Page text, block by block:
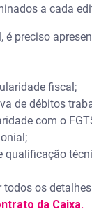
a cada
é preciso
fiscal;
de débitos
com o
todos os
da Caixa.